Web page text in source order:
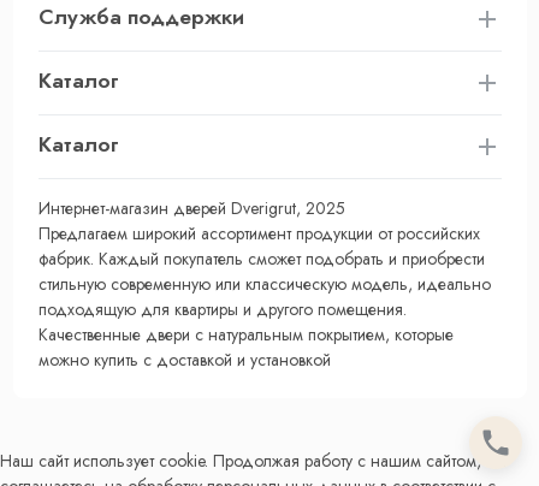
Служба поддержки
Каталог
Каталог
Интернет-магазин дверей Dverigrut, 2025
Предлагаем широкий ассортимент продукции от российских
фабрик. Каждый покупатель сможет подобрать и приобрести
стильную современную или классическую модель, идеально
подходящую для квартиры и другого помещения.
Качественные двери с натуральным покрытием, которые
можно купить с доставкой и установкой
Наш сайт использует cookie. Продолжая работу с нашим сайтом, Вы